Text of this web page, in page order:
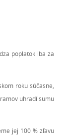
poplatok iba za
roku súčasne,
uhradí sumu
jej 100 % zľavu